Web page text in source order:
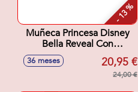
- 13 %
Muñeca Princesa Disney
Bella Reveal Con
Accesorios
Sorpresa.32x18x6 cm
36 meses 20,95 €
24,00 €